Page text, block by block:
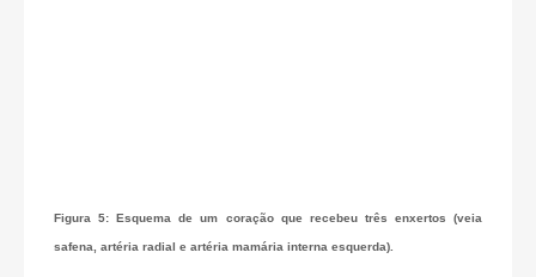
Figura 5: Esquema de um coração que recebeu três enxertos (veia
safena, artéria radial e artéria mamária interna esquerda).